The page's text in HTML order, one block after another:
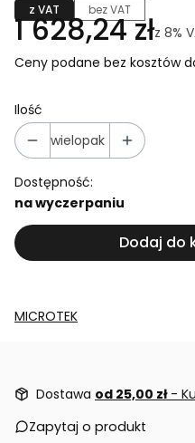
z VAT bez VAT
1 628,24 złz 8%
Ceny podane bez kosztów
Ilość
wielopak
Dostępność:
na wyczerpaniu
Dodaj do
MICROTEK
Dostawa od 25,00 zł -
Zapytaj o produkt